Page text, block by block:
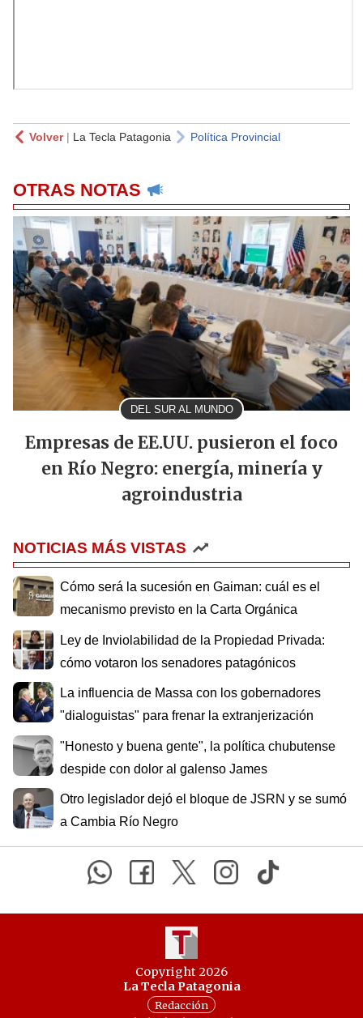
Volver| La Tecla Patagonia Política Provincial
OTRAS NOTAS
DEL SUR AL MUNDO
Empresas de EE.UU. pusieron el foco
en Río Negro: energía, minería y
agroindustria
NOTICIAS MÁS VISTAS
Cómo será la sucesión en Gaiman: cuál es el
mecanismo previsto en la Carta Orgánica
Ley de Inviolabilidad de la Propiedad Privada:
cómo votaron los senadores patagónicos
La influencia de Massa con los gobernadores
"dialoguistas" para frenar la extranjerización
"Honesto y buena gente", la política chubutense
despide con dolor al galenso James
Otro legislador dejó el bloque de JSRN y se sumó
a Cambia Río Negro
Copyright 2026
La Tecla Patagonia
Redacción